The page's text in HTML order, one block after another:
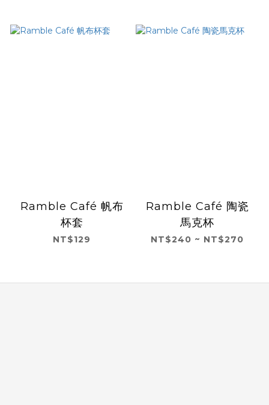
Ramble Café 帆布
杯套
NT$129
Ramble Café 陶瓷
馬克杯
NT$240 ~ NT$270